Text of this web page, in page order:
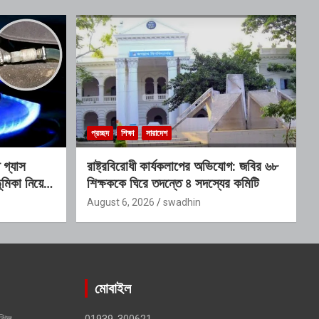
নিয়ে
প্রচ্ছদ শিক্ষা সারাদেশ
রাষ্ট্রবিরোধী কার্যকলাপের অভিযোগ: জবির ৬৮
শিক্ষককে ঘিরে তদন্তে ৪ সদস্যের কমিটি
August 6, 2026 swadhin
মোবাইল